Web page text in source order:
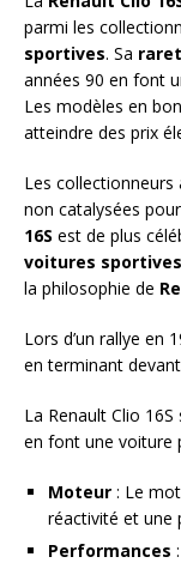
parmi les
sportives. Sa
années 90 en font
Les modèles en
atteindre des prix
Les
non catalysées
16S est de plus
voitures sportives
la philosophie de
Lors d’un rallye en
en terminant
La Renault Clio
en font une voiture
Moteur : Le
réactivité et une
Performances